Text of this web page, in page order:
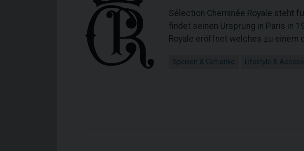
Sélection Cheminée Royale steht
findet seinen Ursprung in Paris in
Royale eröffnet welches zu
Speisen & Getränke Lifestyle &